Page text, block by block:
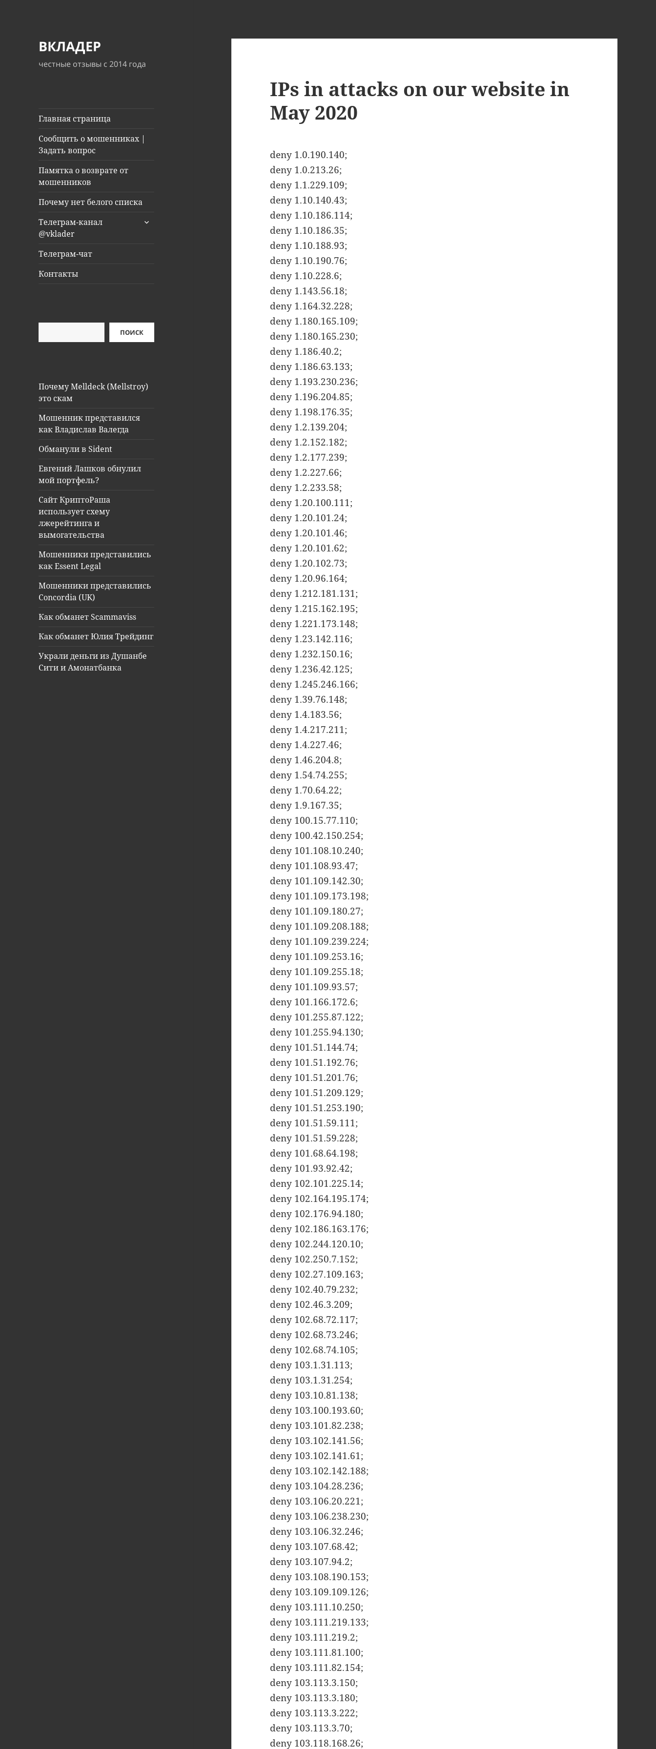
ВКЛАДЕР
честные отзывы с 2014 года
Главная страница
Сообщить о мошенниках |
Задать вопрос
Памятка о возврате от
мошенников
Почему нет белого списка
Телеграм-канал
@vklader
раскрыть
Телеграм-чат
Контакты
ПОИСК
Почему Melldeck (Mellstroy)
это скам
Мошенник представился
как Владислав Валегда
Обманули в Sident
Евгений Лашков обнулил
мой портфель?
Сайт КриптоРаша
использует схему
лжерейтинга и
вымогательства
Мошенники представились
как Essent Legal
Мошенники представились
Concordia (UK)
Как обманет Scammaviss
Как обманет Юлия Трейдинг
Украли деньги из Душанбе
Сити и Амонатбанка
IPs in attacks on our website in
May 2020
deny 1.0.190.140;
deny 1.0.213.26;
deny 1.1.229.109;
deny 1.10.140.43;
deny 1.10.186.114;
deny 1.10.186.35;
deny 1.10.188.93;
deny 1.10.190.76;
deny 1.10.228.6;
deny 1.143.56.18;
deny 1.164.32.228;
deny 1.180.165.109;
deny 1.180.165.230;
deny 1.186.40.2;
deny 1.186.63.133;
deny 1.193.230.236;
deny 1.196.204.85;
deny 1.198.176.35;
deny 1.2.139.204;
deny 1.2.152.182;
deny 1.2.177.239;
deny 1.2.227.66;
deny 1.2.233.58;
deny 1.20.100.111;
deny 1.20.101.24;
deny 1.20.101.46;
deny 1.20.101.62;
deny 1.20.102.73;
deny 1.20.96.164;
deny 1.212.181.131;
deny 1.215.162.195;
deny 1.221.173.148;
deny 1.23.142.116;
deny 1.232.150.16;
deny 1.236.42.125;
deny 1.245.246.166;
deny 1.39.76.148;
deny 1.4.183.56;
deny 1.4.217.211;
deny 1.4.227.46;
deny 1.46.204.8;
deny 1.54.74.255;
deny 1.70.64.22;
deny 1.9.167.35;
deny 100.15.77.110;
deny 100.42.150.254;
deny 101.108.10.240;
deny 101.108.93.47;
deny 101.109.142.30;
deny 101.109.173.198;
deny 101.109.180.27;
deny 101.109.208.188;
deny 101.109.239.224;
deny 101.109.253.16;
deny 101.109.255.18;
deny 101.109.93.57;
deny 101.166.172.6;
deny 101.255.87.122;
deny 101.255.94.130;
deny 101.51.144.74;
deny 101.51.192.76;
deny 101.51.201.76;
deny 101.51.209.129;
deny 101.51.253.190;
deny 101.51.59.111;
deny 101.51.59.228;
deny 101.68.64.198;
deny 101.93.92.42;
deny 102.101.225.14;
deny 102.164.195.174;
deny 102.176.94.180;
deny 102.186.163.176;
deny 102.244.120.10;
deny 102.250.7.152;
deny 102.27.109.163;
deny 102.40.79.232;
deny 102.46.3.209;
deny 102.68.72.117;
deny 102.68.73.246;
deny 102.68.74.105;
deny 103.1.31.113;
deny 103.1.31.254;
deny 103.10.81.138;
deny 103.100.193.60;
deny 103.101.82.238;
deny 103.102.141.56;
deny 103.102.141.61;
deny 103.102.142.188;
deny 103.104.28.236;
deny 103.106.20.221;
deny 103.106.238.230;
deny 103.106.32.246;
deny 103.107.68.42;
deny 103.107.94.2;
deny 103.108.190.153;
deny 103.109.109.126;
deny 103.111.10.250;
deny 103.111.219.133;
deny 103.111.219.2;
deny 103.111.81.100;
deny 103.111.82.154;
deny 103.113.3.150;
deny 103.113.3.180;
deny 103.113.3.222;
deny 103.113.3.70;
deny 103.118.168.26;